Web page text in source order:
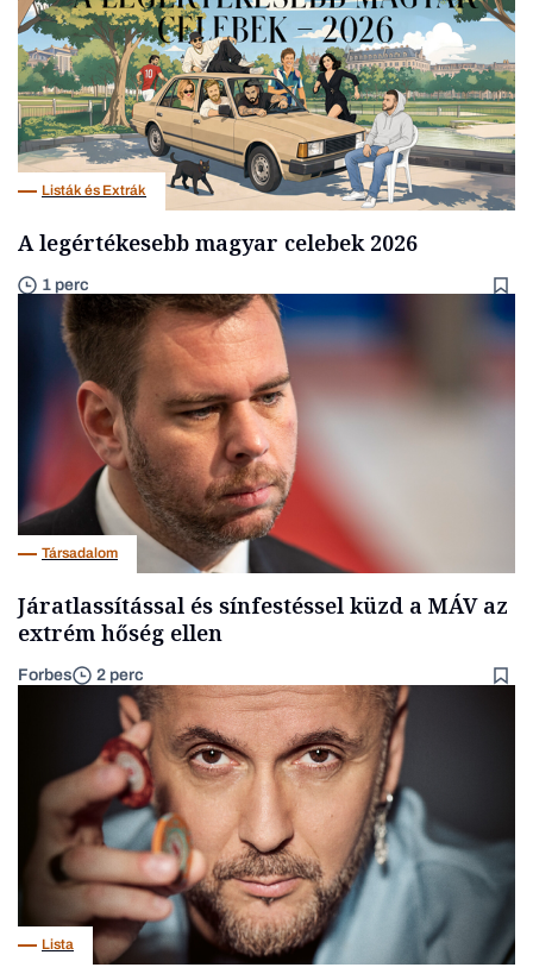
Listák és Extrák
A legértékesebb magyar celebek 2026
1 perc
Társadalom
Járatlassítással és sínfestéssel küzd a MÁV az
extrém hőség ellen
Forbes 2 perc
Lista